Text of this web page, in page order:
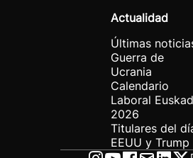
Actualidad
Últimas
Guerra de
Ucrania
Calendario
Laboral
2026
Titulares del
EEUU y Trump